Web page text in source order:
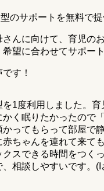
のサポートを無料で
んに向けて、育児の
望に合わせてサポー
す！
を1度利用しました。
く眠りたかったので
ってもらって部屋で
ちゃんを連れて来て
スできる時間をつく
相談しやすいです。(I